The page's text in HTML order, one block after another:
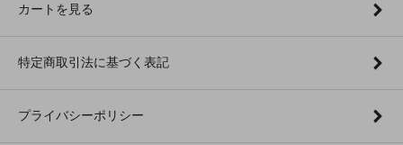
カートを見る
特定商取引法に基づく表記
プライバシーポリシー